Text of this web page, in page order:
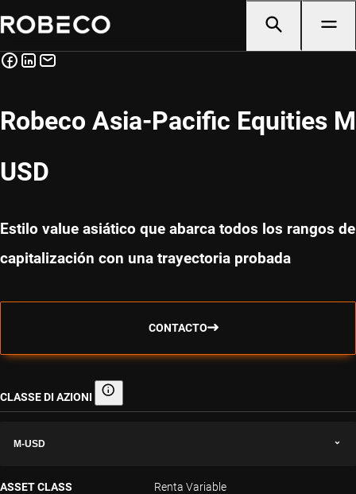
Robeco Asia-Pacific Equities M
USD
Estilo value asiático que abarca todos los rangos de
capitalización con una trayectoria probada
CONTACTO
CLASSE DI AZIONI Classe di azioni
M-USD
ASSET CLASS Renta Variable